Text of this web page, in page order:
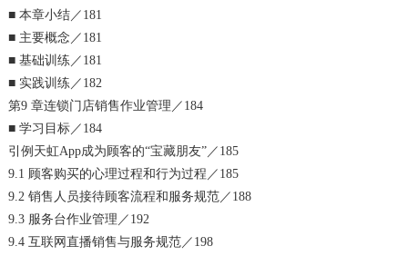
■ 本章小结／181
■ 主要概念／181
■ 基础训练／181
■ 实践训练／182
第9 章连锁门店销售作业管理／184
■ 学习目标／184
引例天虹App成为顾客的“宝藏朋友”／185
9.1 顾客购买的心理过程和行为过程／185
9.2 销售人员接待顾客流程和服务规范／188
9.3 服务台作业管理／192
9.4 互联网直播销售与服务规范／198